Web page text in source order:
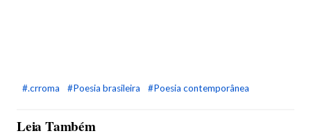
#.crroma #Poesia brasileira #Poesia contemporânea
Leia Também